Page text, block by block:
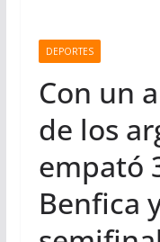
DEPORTES
Con un
de los
empató
Benfica